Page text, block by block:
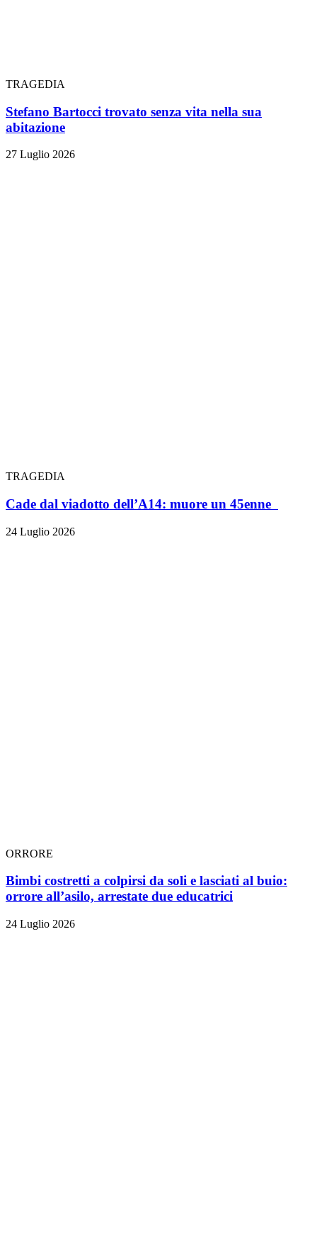
TRAGEDIA
Stefano Bartocci trovato senza vita nella sua
abitazione
27 Luglio 2026
TRAGEDIA
Cade dal viadotto dell’A14: muore un 45enne
24 Luglio 2026
ORRORE
Bimbi costretti a colpirsi da soli e lasciati al buio:
orrore all’asilo, arrestate due educatrici
24 Luglio 2026